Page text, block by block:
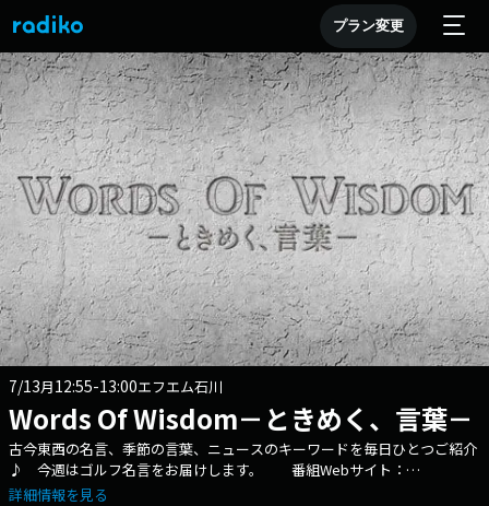
プラン変更
7/13月12:55-13:00エフエム石川
Words Of Wisdom－ときめく、言葉－
古今東西の名言、季節の言葉、ニュースのキーワードを毎日ひとつご紹介
♪ 今週はゴルフ名言をお届けします。 番組Webサイト：
http://www.jfn.jp/word メッセージフォーム：
詳細情報を見る